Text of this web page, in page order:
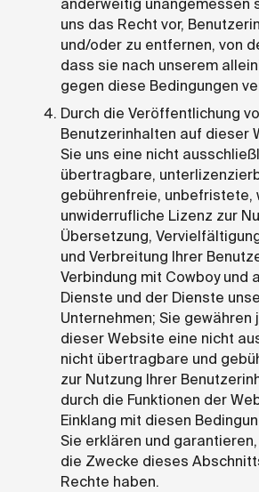
uns das Recht vor,
und/oder zu entfernen, von
dass sie nach unserem
gegen diese Bedingungen
Durch die Veröffentlichung
Benutzerinhalten auf dieser
Sie uns eine nicht
übertragbare,
gebührenfreie, unbefristete,
unwiderrufliche Lizenz zur
Übersetzung,
und Verbreitung Ihrer
Verbindung mit Cowboy und
Dienste und der Dienste
Unternehmen; Sie gewähren
dieser Website eine nicht
nicht übertragbare und
zur Nutzung Ihrer
durch die Funktionen der
Einklang mit diesen
Sie erklären und
die Zwecke dieses
Rechte haben.